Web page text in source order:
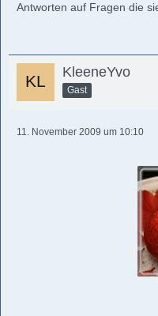
Antworten auf Fragen die
KleeneYvo
Gast
11. November 2009 um 10:10